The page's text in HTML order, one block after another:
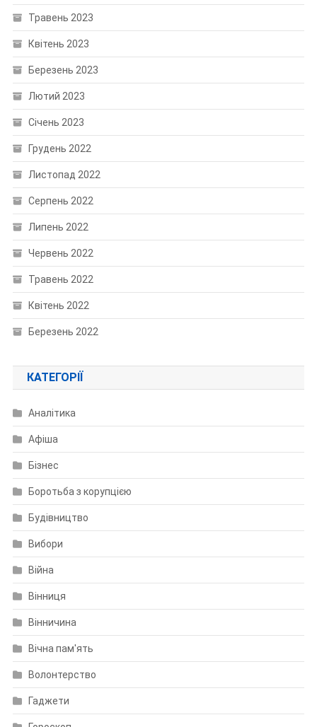
Травень 2023
Квітень 2023
Березень 2023
Лютий 2023
Січень 2023
Грудень 2022
Листопад 2022
Серпень 2022
Липень 2022
Червень 2022
Травень 2022
Квітень 2022
Березень 2022
КАТЕГОРІЇ
Аналітика
Афіша
Бізнес
Боротьба з корупцією
Будівництво
Вибори
Війна
Вінниця
Вінничина
Вічна пам'ять
Волонтерство
Гаджети